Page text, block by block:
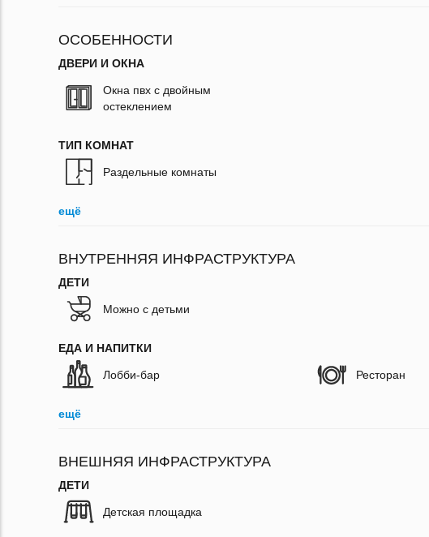
ОСОБЕННОСТИ
ДВЕРИ И ОКНА
Окна пвх с двойным
остеклением
ТИП КОМНАТ
Раздельные комнаты
ещё
ВНУТРЕННЯЯ ИНФРАСТРУКТУРА
ДЕТИ
Можно с детьми
ЕДА И НАПИТКИ
Лобби-бар Ресторан
ещё
ВНЕШНЯЯ ИНФРАСТРУКТУРА
ДЕТИ
Детская площадка